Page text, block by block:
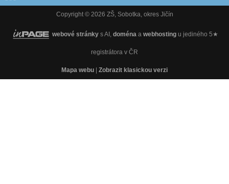
Copyright © 2026 ZŠ, Sobotka, okres Jičín
webové stránky s AI, doména a webhosting u jediného 5★
registrátora v ČR
Mapa webu Zobrazit klasickou verzi